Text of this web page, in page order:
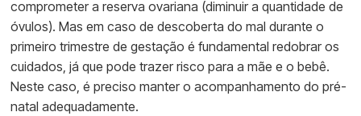
comprometer a reserva ovariana (diminuir a quantidade de
óvulos). Mas em caso de descoberta do mal durante o
primeiro trimestre de gestação é fundamental redobrar os
cuidados, já que pode trazer risco para a mãe e o bebê.
Neste caso, é preciso manter o acompanhamento do pré-
natal adequadamente.